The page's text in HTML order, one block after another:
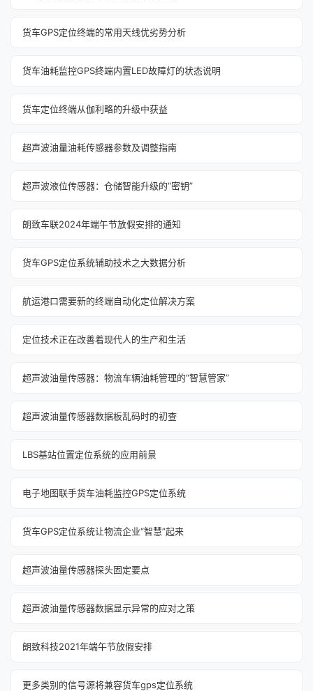
货车GPS定位终端的常用天线优劣势分析
货车油耗监控GPS终端内置LED故障灯的状态说明
货车定位终端从伽利略的升级中获益
超声波油量油耗传感器参数及调整指南
超声波液位传感器：仓储智能升级的“密钥”
朗致车联2024年端午节放假安排的通知
货车GPS定位系统辅助技术之大数据分析
航运港口需要新的终端自动化定位解决方案
定位技术正在改善着现代人的生产和生活
超声波油量传感器：物流车辆油耗管理的“智慧管家”
超声波油量传感器数据板乱码时的初查
LBS基站位置定位系统的应用前景
电子地图联手货车油耗监控GPS定位系统
货车GPS定位系统让物流企业“智慧”起来
超声波油量传感器探头固定要点
超声波油量传感器数据显示异常的应对之策
朗致科技2021年端午节放假安排
更多类别的信号源将兼容货车gps定位系统